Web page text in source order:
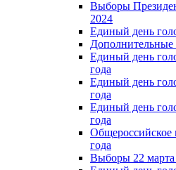
Выборы
2024
Единый день
Дополнительные
Единый день
года
Единый день
года
Единый день
года
Общероссийское
года
Выборы 22 марта